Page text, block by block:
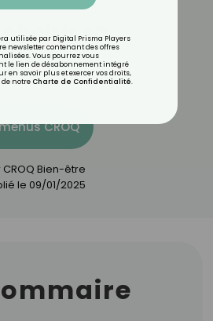
sa
CROQ
CROQ Bien-être
le 09/01/2025
utilisée par Digital Prisma Players
newsletter contenant des offres
Vous pourrez vous
le lien de désabonnement intégré
en savoir plus et exercer vos droits,
notre Charte de Confidentialité.